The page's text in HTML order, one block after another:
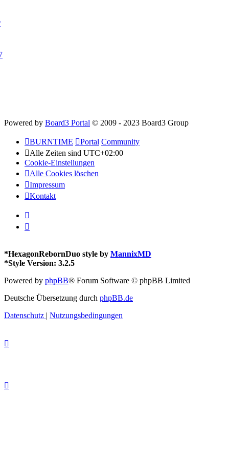
Powered by Board3 Portal © 2009 - 2023 Board3 Group
BURNTIME Portal Community
Alle Zeiten sind UTC+02:00
Cookie-Einstellungen
Alle Cookies löschen
Impressum
Kontakt
*HexagonRebornDuo style by MannixMD
*Style Version: 3.2.5
Powered by phpBB® Forum Software © phpBB Limited
Deutsche Übersetzung durch phpBB.de
Datenschutz
Nutzungsbedingungen